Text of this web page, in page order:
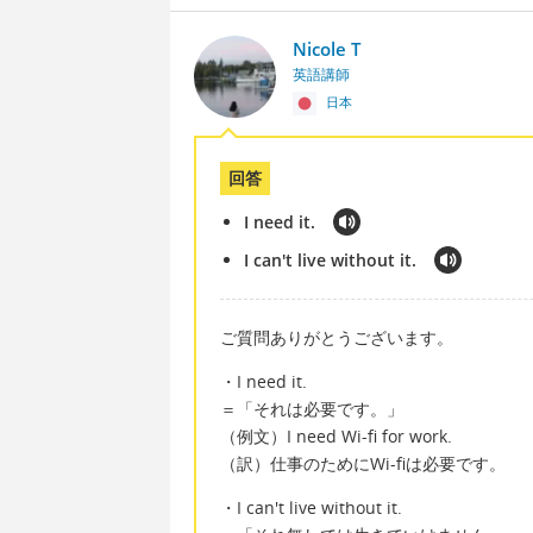
Nicole T
英語講師
日本
回答
I need it.
I can't live without it.
ご質問ありがとうございます。
・I need it.
＝「それは必要です。」
（例文）I need Wi-fi for work.
（訳）仕事のためにWi-fiは必要です。
・I can't live without it.